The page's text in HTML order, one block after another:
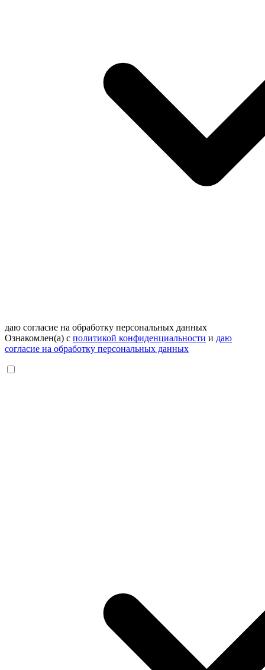
даю согласие на обработку персональных данных
Ознакомлен(а) с политикой конфиденциальности и даю
согласие на обработку персональных данных